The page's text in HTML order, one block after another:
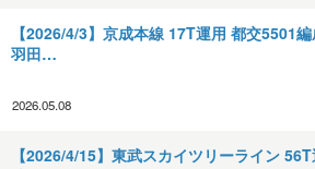
【2026/4/3】京成本線 17T運用 都交5501
羽田…
2026.05.08
【2026/4/15】東武スカイツリーライン